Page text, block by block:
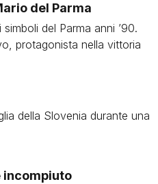
del Parma
del Parma anni ’90.
protagonista nella vittoria
incompiuto